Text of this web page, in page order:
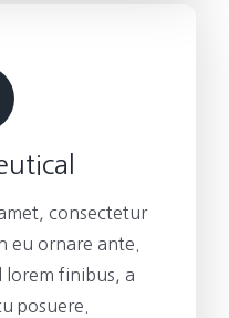
consectetur
eu ornare ante.
lorem finibus, a
posuere.